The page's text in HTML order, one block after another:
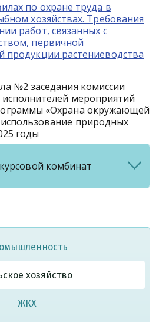
по охране труда в
хозяйствах. Требования
работ, связанных с
первичной
продукции растениеводства
№2 заседания комиссии
мероприятий
«Охрана окружающей
природных
годы
комбинат
хозяйство
ЖКХ